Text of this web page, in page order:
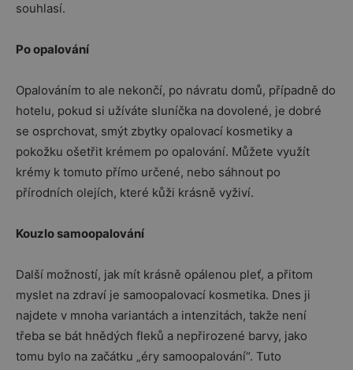
souhlasí.
Po opalování
Opalováním to ale nekončí, po návratu domů, případně do
hotelu, pokud si užíváte sluníčka na dovolené, je dobré
se osprchovat, smýt zbytky opalovací kosmetiky a
pokožku ošetřit krémem po opalování. Můžete využít
krémy k tomuto přímo určené, nebo sáhnout po
přírodních olejích, které kůži krásně vyživí.
Kouzlo samoopalování
Další možností, jak mít krásně opálenou pleť, a přitom
myslet na zdraví je samoopalovací kosmetika. Dnes ji
najdete v mnoha variantách a intenzitách, takže není
třeba se bát hnědých fleků a nepřirozené barvy, jako
tomu bylo na začátku „éry samoopalování“. Tuto